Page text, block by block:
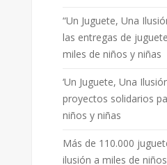
“Un Juguete, Una
las entregas de
miles de niños y niñas
‘Un Juguete, Una
proyectos solidarios
niños y niñas
Más de 110.000
ilusión a miles de